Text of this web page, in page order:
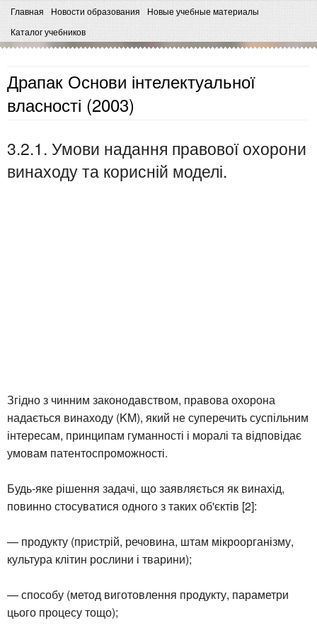
Главная Новости образования
Новые учебные материалы
Каталог учебников
Драпак Основи інтелектуальної
власності (2003)
3.2.1. Умови надання правової охорони
винаходу та корисній моделі.
Згідно з чинним законодавством, правова охорона
надається винаходу (KM), який не суперечить суспільним
інтересам, принципам гуманності і моралі та відповідає
умовам патентоспроможності.
Будь-яке рішення задачі, що заявляється як винахід,
повинно стосуватися одного з таких об'єктів [2]:
— продукту (пристрій, речовина, штам мікроорганізму,
культура клітин рослини і тварини);
— способу (метод виготовлення продукту, параметри
цього процесу тощо);